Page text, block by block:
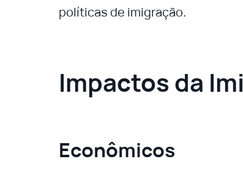
políticas de imigração.
Impactos da
Econômicos